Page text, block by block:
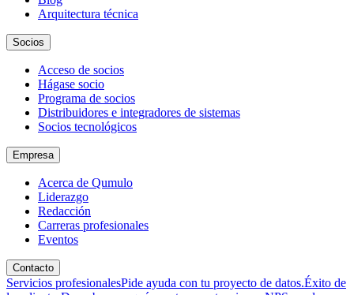
Arquitectura técnica
Socios
Acceso de socios
Hágase socio
Programa de socios
Distribuidores e integradores de sistemas
Socios tecnológicos
Empresa
Acerca de Qumulo
Liderazgo
Redacción
Carreras profesionales
Eventos
Contacto
Servicios profesionalesPide ayuda con tu proyecto de datos.Éxito de